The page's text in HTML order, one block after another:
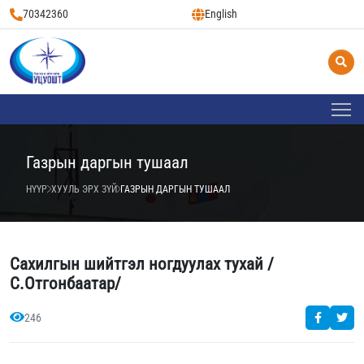
70342360 English
Газрын даргын тушаал
НҮҮР ХУУЛЬ ЭРХ ЗҮЙ ГАЗРЫН ДАРГЫН ТУШААЛ
Сахилгын шийтгэл ногдуулах тухай /
С.Отгонбаатар/
246